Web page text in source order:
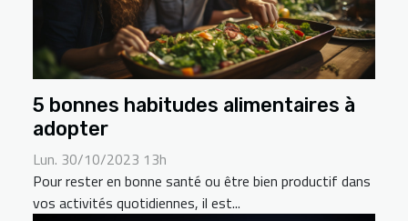
5 bonnes habitudes alimentaires à
adopter
Lun. 30/10/2023 13h
Pour rester en bonne santé ou être bien productif dans
vos activités quotidiennes, il est...